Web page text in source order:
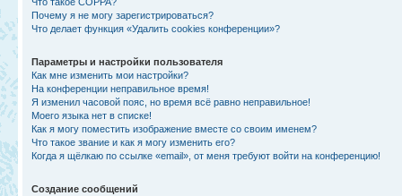
Почему я не могу зарегистрироваться?
Что делает функция «Удалить cookies конференции»?
Параметры и настройки пользователя
Как мне изменить мои настройки?
На конференции неправильное время!
Я изменил часовой пояс, но время всё равно неправильное!
Моего языка нет в списке!
Как я могу поместить изображение вместе со своим именем?
Что такое звание и как я могу изменить его?
Когда я щёлкаю по ссылке «email», от меня требуют войти на конференцию!
Создание сообщений